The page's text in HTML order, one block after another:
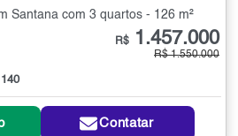
Santana com 3 quartos - 126 m²
R$ 1.457.000
R$ 1.550.000
Contatar